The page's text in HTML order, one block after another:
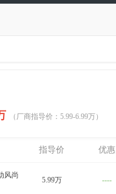
（厂商指导价：5.99-6.99万）
指导价 优惠
风尚
5.99万 ----